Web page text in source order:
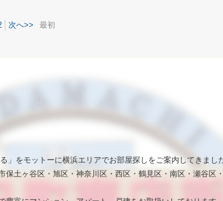
次へ>> 最初
をモットーに横浜エリアでお部屋探しをご案内してきました
土ヶ谷区・旭区・神奈川区・西区・鶴見区・南区・瀬谷区